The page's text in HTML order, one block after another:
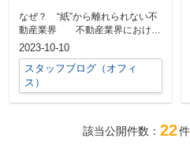
なぜ？ “紙”から離れられない不
動産業界 不動産業界における
デジタル化の遅れは、多くの産業
と比較し...
2023-10-10
スタッフブログ（オフィ
ス）
該当公開件数： 22件